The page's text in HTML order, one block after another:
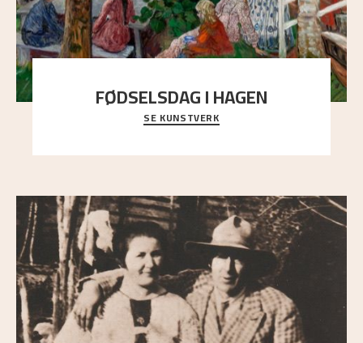
FØDSELSDAG I HAGEN
En gruppe mennesker er samlet under de store
trekronene i prestegårdshagen...
SE KUNSTVERK